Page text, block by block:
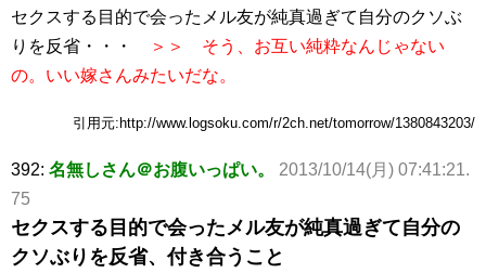
セクスする目的で会ったメル友が純真過ぎて自分のクソぶ
りを反省・・・
＞＞ そう、お互い純粋なんじゃない
の。いい嫁さんみたいだな。
引用元:http://www.logsoku.com/r/2ch.net/tomorrow/1380843203/
392: 名無しさん＠お腹いっぱい。
2013/10/14(月) 07:41:21.
75
セクスする目的で会ったメル友が純真過ぎて自分の
クソぶりを反省、付き合うこと